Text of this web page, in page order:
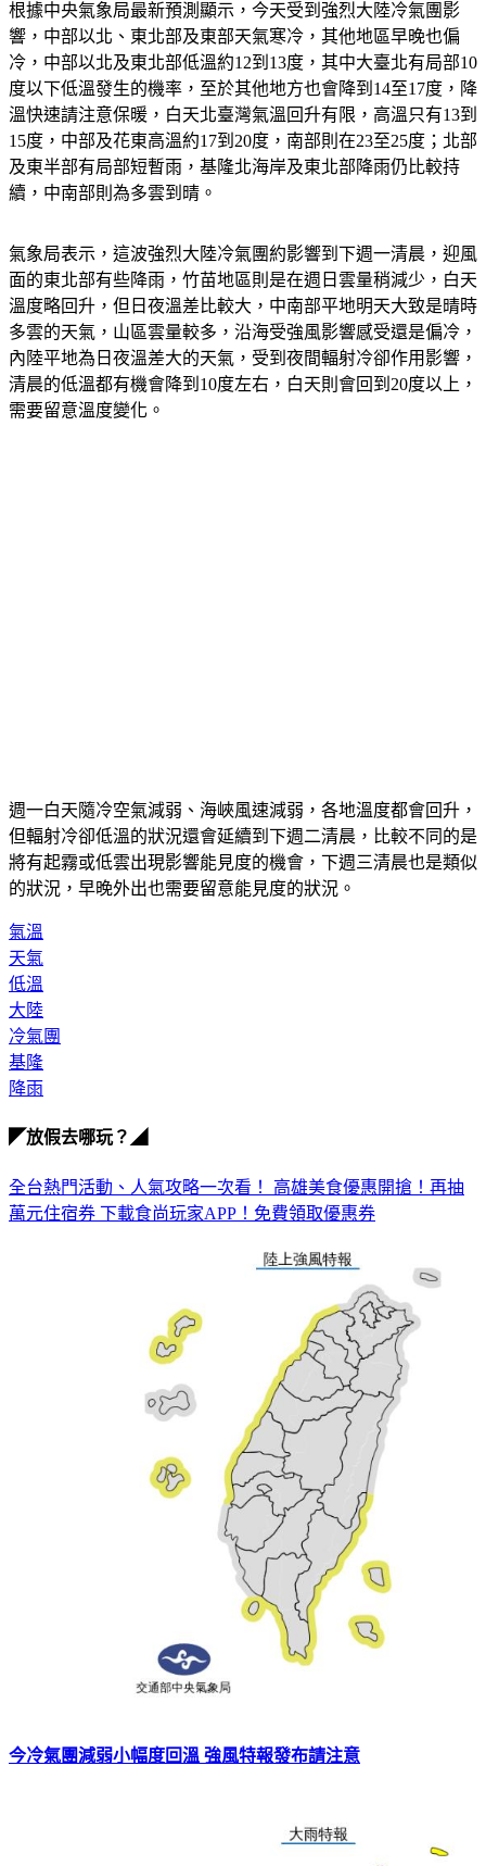
根據中央氣象局最新預測顯示，今天受到強烈大陸冷氣團影
響，中部以北、東北部及東部天氣寒冷，其他地區早晚也偏
冷，中部以北及東北部低溫約12到13度，其中大臺北有局部10
度以下低溫發生的機率，至於其他地方也會降到14至17度，降
溫快速請注意保暖，白天北臺灣氣溫回升有限，高溫只有13到
15度，中部及花東高溫約17到20度，南部則在23至25度；北部
及東半部有局部短暫雨，基隆北海岸及東北部降雨仍比較持
續，中南部則為多雲到晴。
氣象局表示，這波強烈大陸冷氣團約影響到下週一清晨，迎風
面的東北部有些降雨，竹苗地區則是在週日雲量稍減少，白天
溫度略回升，但日夜溫差比較大，中南部平地明天大致是晴時
多雲的天氣，山區雲量較多，沿海受強風影響感受還是偏冷，
內陸平地為日夜溫差大的天氣，受到夜間輻射冷卻作用影響，
清晨的低溫都有機會降到10度左右，白天則會回到20度以上，
需要留意溫度變化。
週一白天隨冷空氣減弱、海峽風速減弱，各地溫度都會回升，
但輻射冷卻低溫的狀況還會延續到下週二清晨，比較不同的是
將有起霧或低雲出現影響能見度的機會，下週三清晨也是類似
的狀況，早晚外出也需要留意能見度的狀況。
氣溫
天氣
低溫
大陸
冷氣團
基隆
降雨
◤放假去哪玩？◢
全台熱門活動、人氣攻略一次看！ 高雄美食優惠開搶！再抽
萬元住宿券 下載食尚玩家APP！免費領取優惠券
今冷氣團減弱小幅度回溫 強風特報發布請注意